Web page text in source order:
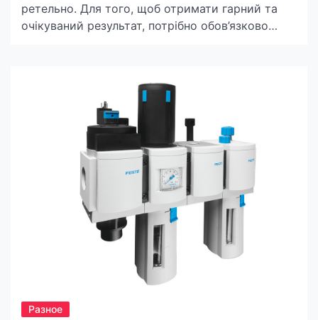
ретельно. Для того, щоб отримати гарний та
очікуваний результат, потрібно обов’язково
відповідна до типу шкіри, а також мала в
своєму складі лише натуральні компоненти та
якісні олії. Також, використовувати серед […]
Разное